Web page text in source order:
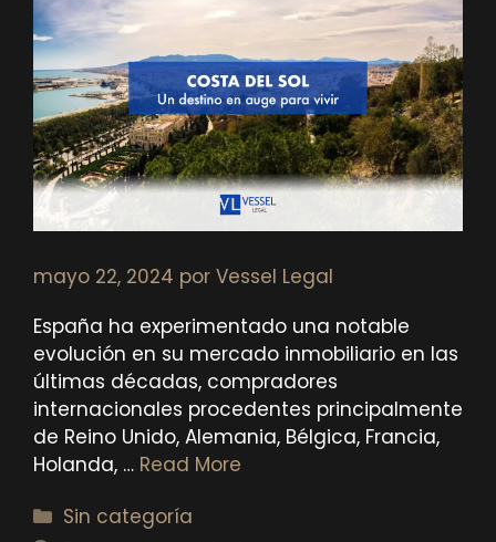
mayo 22, 2024 por Vessel Legal
España ha experimentado una notable
evolución en su mercado inmobiliario en las
últimas décadas, compradores
internacionales procedentes principalmente
de Reino Unido, Alemania, Bélgica, Francia,
Holanda, … Read More
Categorías
Sin categoría